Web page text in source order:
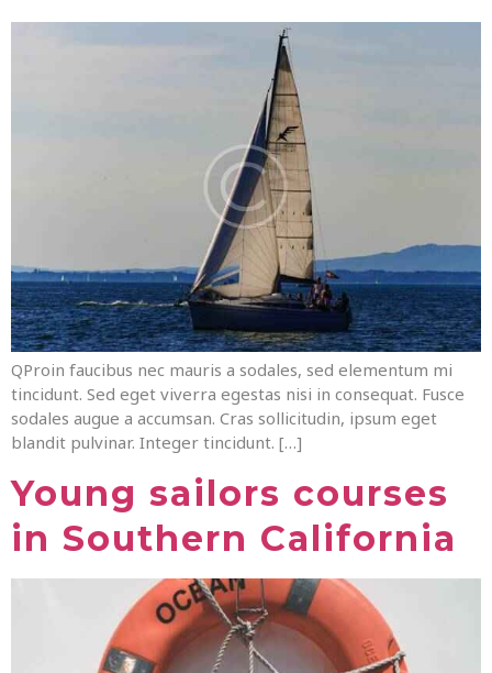
QProin faucibus nec mauris a sodales, sed elementum mi
tincidunt. Sed eget viverra egestas nisi in consequat. Fusce
sodales augue a accumsan. Cras sollicitudin, ipsum eget
blandit pulvinar. Integer tincidunt. […]
Young sailors courses
in Southern California